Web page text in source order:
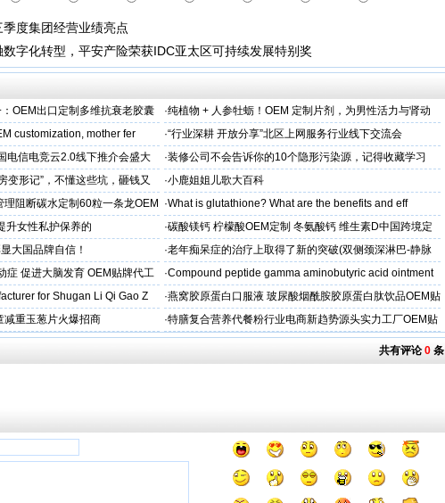
度集团经营业绩亮点
数字化转型，平安产险荣获IDC亚太区可持续发展特别奖
OEM出口定制多维抗衰老胶囊 ·纯植物 + 人参牡蛎！OEM 定制片剂，为男性活力与肾动
力保驾护航
customization, mother fer ·“行业深耕 开放分享”北区上网服务行业线下交流会
电信电竞云2.0线下推介会盛大
·装修公司不会告诉你的10个隐形污染源，记得收藏学习
变形记”，不懂这些坑，砸钱又
·小鹿姐姐儿歌大百科
阻断碳水定制60粒一条龙OEM
·What is glutathione? What are the benefits and eff
升女性私护保养的 ·碳酸镁钙 柠檬酸OEM定制 冬氨酸钙 维生素D中国跨境定
制
大国品牌自信！ ·老年痴呆症的治疗上取得了新的突破(双侧颈深淋巴-静脉
吻合术)
症 促进大脑发育 OEM贴牌代工 ·Compound peptide gamma aminobutyric acid ointment
for Shugan Li Qi Gao Z ·燕窝胶原蛋白口服液 玻尿酸烟酰胺胶原蛋白肽饮品OEM贴
牌
减重玉葱片火爆招商 ·特膳复合营养代餐粉行业电商新趋势源头实力工厂OEM贴
牌代工
共有评论0 条